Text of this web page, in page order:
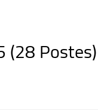
(28 Postes)